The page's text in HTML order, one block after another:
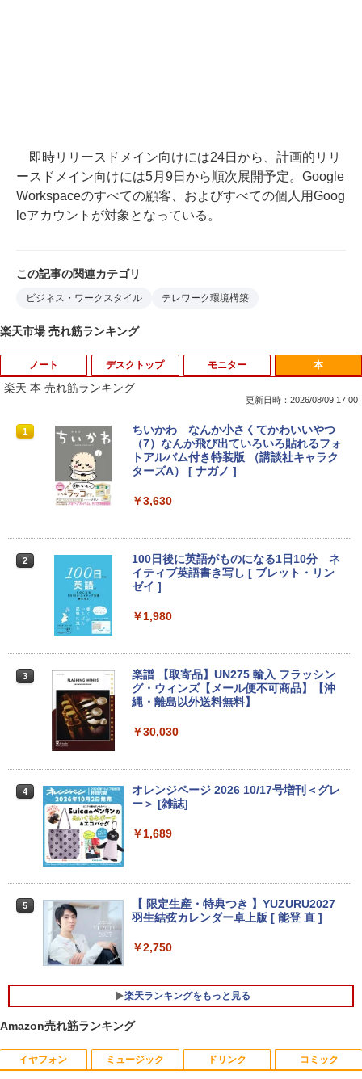
即時リリースドメイン向けには24日から、計画的リリ
ースドメイン向けには5月9日から順次展開予定。Google
Workspaceのすべての顧客、およびすべての個人用Goog
leアカウントが対象となっている。
この記事の関連カテゴリ
ビジネス・ワークスタイル テレワーク環境構築
楽天市場 売れ筋ランキング
ノート
1
【今だけ】全品ポイント10倍 お買い物マ
ラソン★8/4～8/11★中古パソコン ノー
トPC Lenovo ThinkPad E590 Core i3 8
145U メモリ8GB / 16GB / 32GB SSD M.
1 Pro 64bit【送料無料】【1年保証】
【マラソンセール期間中ポイント5倍】
Core i5 富士通 LIFEBOOK A579/B メモ
る 7日保証 送料無料 2営業日以内に発送
￥17,980
dynabook B55 シリーズ 15.6インチ Co
re i5 第6世代 メモリ8 GSSD128G Wind
ows11 DVDドライブ Bluetooth HDMI O
ffice付き 中古パソコン 中古ノートPC 整
備済み
4
レビュー投稿 5年保証｜MS Office 2024
H&B 搭載｜中古 ノートパソコン Windo
ws11 Office付｜スペック Core i5 第7世
代 メモリ 8GB 大容量 HDD 500GB テン
｜中古パソコン 中古ノートパソコン 中古
PC オフィス搭載
￥19,800
デスクトップ
1
「3500U/4300Uより速い」 NiPoGi ミニ
pc Ryzen Embedded R2544初登場 8G
B+256GB 4TB拡張可 mini pc Windows
11 Pro 動作より高速 4K×3画面出力 ミニ
豊富な端子Type-C USB3.2 有線LAN WI
￥33,800
3070 Micro 第9世代 Core i5 Windows1
DisplayPort WPS Office付き デスクト
ップパソコン ミニPC 中古パソコン 小型
コンパクト デスクトップPC
3
超得2,500円OFF&P2倍｜Windows11正
式対応｜楽天1位｜最大180日保証｜CPU
第8世代｜HP 中古デスクトップパソコン
Windows11 office付き｜メモリ8GB SS
D256GB HDD500GB｜ デスクトップ Mi
crosoft office 第8世代以降｜セット購入
￥34,800
デスクトップパソコン Windows11 Offic
e付き パソコン 新品｜インテル 第14世代
B～2TB｜メモリ 8～64GB DDR4/5｜ デ
スクトップPC 2年保証 激安 高性能 ゲー
ム 本体のみ PC 高スペッ 初期設定済み
モニター
1
【中古良品】【安心保証】Princeton 21.
5型ワイドカラー液晶ディスプレイ PTF
WDE-22W / PTFBDE-22W ブラック/ ホ
ワイト色 スピーカー搭載 プリンストン
￥4,050
2
【タッチ式選べる 携帯式】モバイルモニ
ター 14インチ フルHD IPSパネル 非光沢
タッチ式/非タッチ式選択可能 Type-C対
サブディスプレイ デュアルモニター テレ
￥11,999
で】 モニター 27インチ 100Hz FHD VA
角度調整 高視野角 178° Adaptive-Sync
対応 MAXZEN MJM27CH02-F100
￥13,980
チ フルhd 高画質 100Hz VA ノングレア
非光沢 スピーカー内蔵 3年保証 ディスプ
レイ パソコンモニター PCモニター フル
ハイビジョン 21インチ 液晶モニター ア
イリスオーヤマ DT-JF *
5
【2026年最新改良版・高級金属製】【タ
タッチパネル ワイヤレス接続 電池内蔵
自立スタンド モバイルモニター スタンド
本
楽天 本 売れ筋ランキング
更新日時：2026/08/09 17:00
1
ちいかわ なんか小さくてかわいいやつ
（7）なんか飛び出ていろいろ貼れるフォ
トアルバム付き特装版 （講談社キャラク
ターズA） [ ナガノ ]
￥3,630
2
100日後に英語がものになる1日10分 ネ
イティブ英語書き写し [ ブレット・リン
ゼイ ]
￥1,980
3
楽譜 【取寄品】UN275 輸入 フラッシン
グ・ウィンズ【メール便不可商品】【沖
縄・離島以外送料無料】
￥30,030
4
オレンジページ 2026 10/17号増刊＜グレ
ー＞ [雑誌]
￥1,689
5
【 限定生産・特典つき 】YUZURU2027
羽生結弦カレンダー卓上版 [ 能登 直 ]
￥2,750
楽天ランキングをもっと見る
Amazon売れ筋ランキング
イヤフォン ミュージック ドリンク コミック